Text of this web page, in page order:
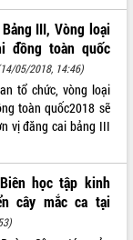
III, Vòng loại
đồng toàn quốc
05/2018, 14:46)
tổ chức, vòng loại
toàn quốc2018 sẽ
vị đăng cai bảng III
học tập kinh
cây mắc ca tại